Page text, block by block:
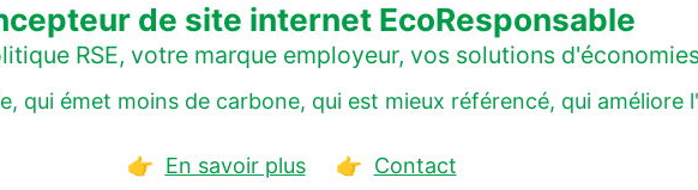
de site internet EcoResponsable
RSE, votre marque employeur, vos solutions
qui émet moins de carbone, qui est mieux référencé, qui améliore
👉 En savoir plus 👉 Contact